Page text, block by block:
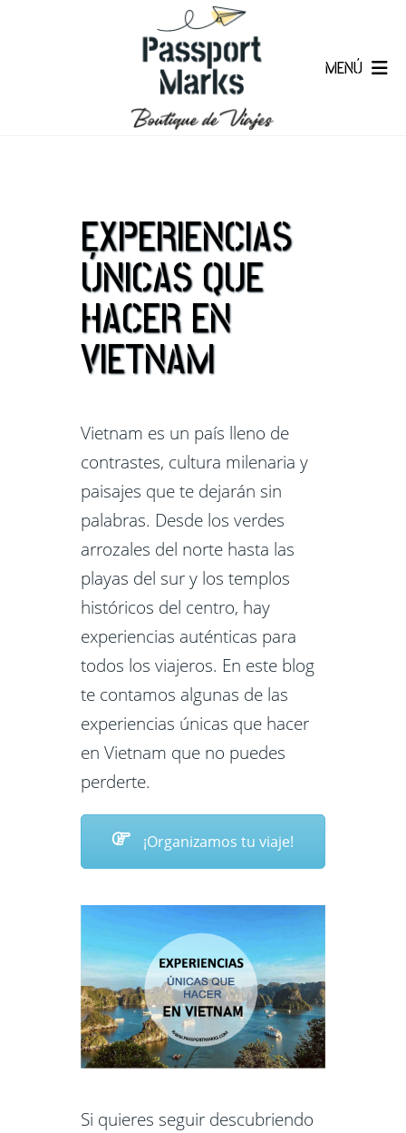
MENÚ
EXPERIENCIAS
ÚNICAS QUE
HACER EN
VIETNAM
Vietnam es un país lleno de
contrastes, cultura milenaria y
paisajes que te dejarán sin
palabras. Desde los verdes
arrozales del norte hasta las
playas del sur y los templos
históricos del centro, hay
experiencias auténticas para
todos los viajeros. En este blog
te contamos algunas de las
experiencias únicas que hacer
en Vietnam que no puedes
perderte.
¡Organizamos tu viaje!
Si quieres seguir descubriendo